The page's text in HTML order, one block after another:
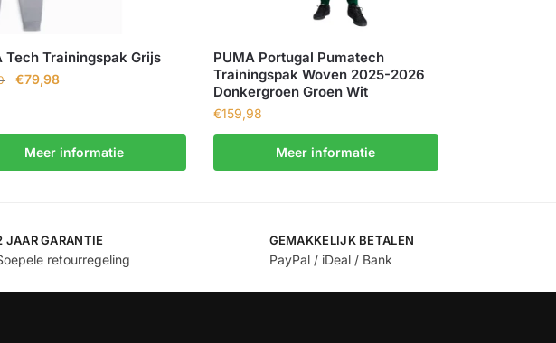
Tech Trainingspak Grijs
€79,98
Meer informatie
PUMA Portugal Pumatech
Trainingspak Woven 2025-2026
Donkergroen Groen Wit
€159,98
Meer informatie
JAAR GARANTIE
retourregeling
GEMAKKELIJK BETALEN
PayPal / iDeal / Bank